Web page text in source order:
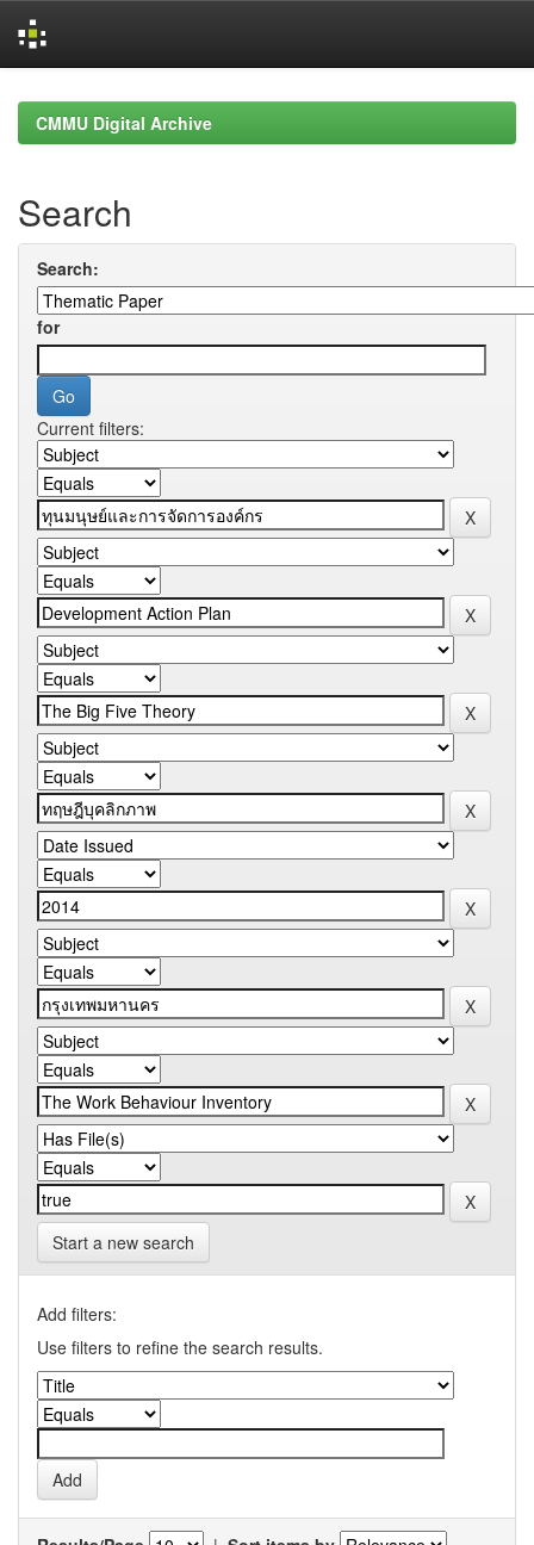
navigationCMMU Digital Archive
Search
Search:
for
Current filters:
Start a new search
Add filters:
Use filters to refine the search results.